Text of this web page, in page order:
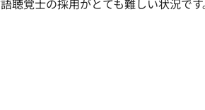
聴覚士の採用がとても難しい状況で